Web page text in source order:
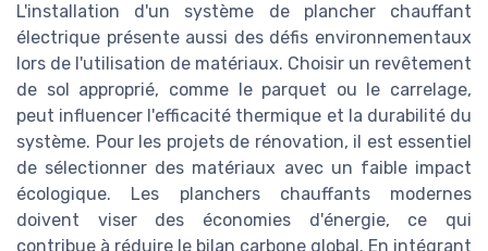
L'installation d'un système de plancher chauffant
électrique présente aussi des défis environnementaux
lors de l'utilisation de matériaux. Choisir un revêtement
de sol approprié, comme le parquet ou le carrelage,
peut influencer l'efficacité thermique et la durabilité du
système. Pour les projets de rénovation, il est essentiel
de sélectionner des matériaux avec un faible impact
écologique. Les planchers chauffants modernes
doivent viser des économies d'énergie, ce qui
contribue à réduire le bilan carbone global. En intégrant